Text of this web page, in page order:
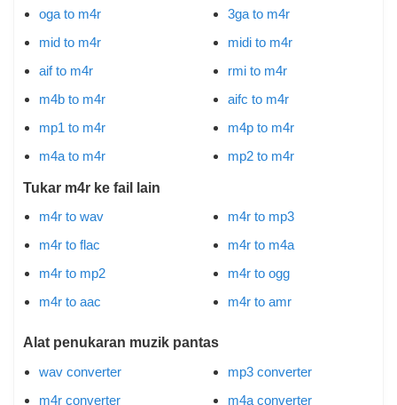
oga to m4r
mid to m4r
aif to m4r
m4b to m4r
mp1 to m4r
m4a to m4r
3ga to m4r
midi to m4r
rmi to m4r
aifc to m4r
m4p to m4r
mp2 to m4r
Tukar m4r ke fail lain
m4r to wav
m4r to flac
m4r to mp2
m4r to aac
m4r to mp3
m4r to m4a
m4r to ogg
m4r to amr
Alat penukaran muzik pantas
wav converter
m4r converter
mp3 converter
m4a converter